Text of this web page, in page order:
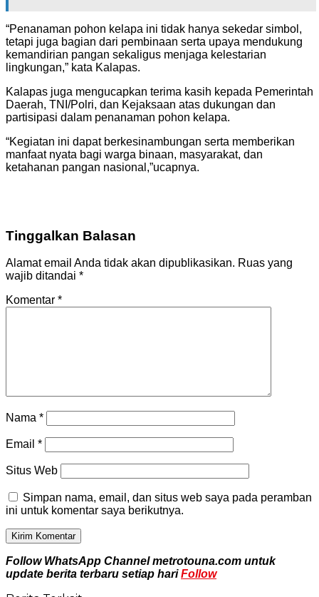
“Penanaman pohon kelapa ini tidak hanya sekedar simbol,
tetapi juga bagian dari pembinaan serta upaya mendukung
kemandirian pangan sekaligus menjaga kelestarian
lingkungan,” kata Kalapas.
Kalapas juga mengucapkan terima kasih kepada Pemerintah
Daerah, TNI/Polri, dan Kejaksaan atas dukungan dan
partisipasi dalam penanaman pohon kelapa.
“Kegiatan ini dapat berkesinambungan serta memberikan
manfaat nyata bagi warga binaan, masyarakat, dan
ketahanan pangan nasional,”ucapnya.
Tinggalkan Balasan
Alamat email Anda tidak akan dipublikasikan. Ruas yang
wajib ditandai *
Komentar *
Nama *
Email *
Situs Web
Simpan nama, email, dan situs web saya pada peramban
ini untuk komentar saya berikutnya.
Follow WhatsApp Channel metrotouna.com untuk
update berita terbaru setiap hariFollow